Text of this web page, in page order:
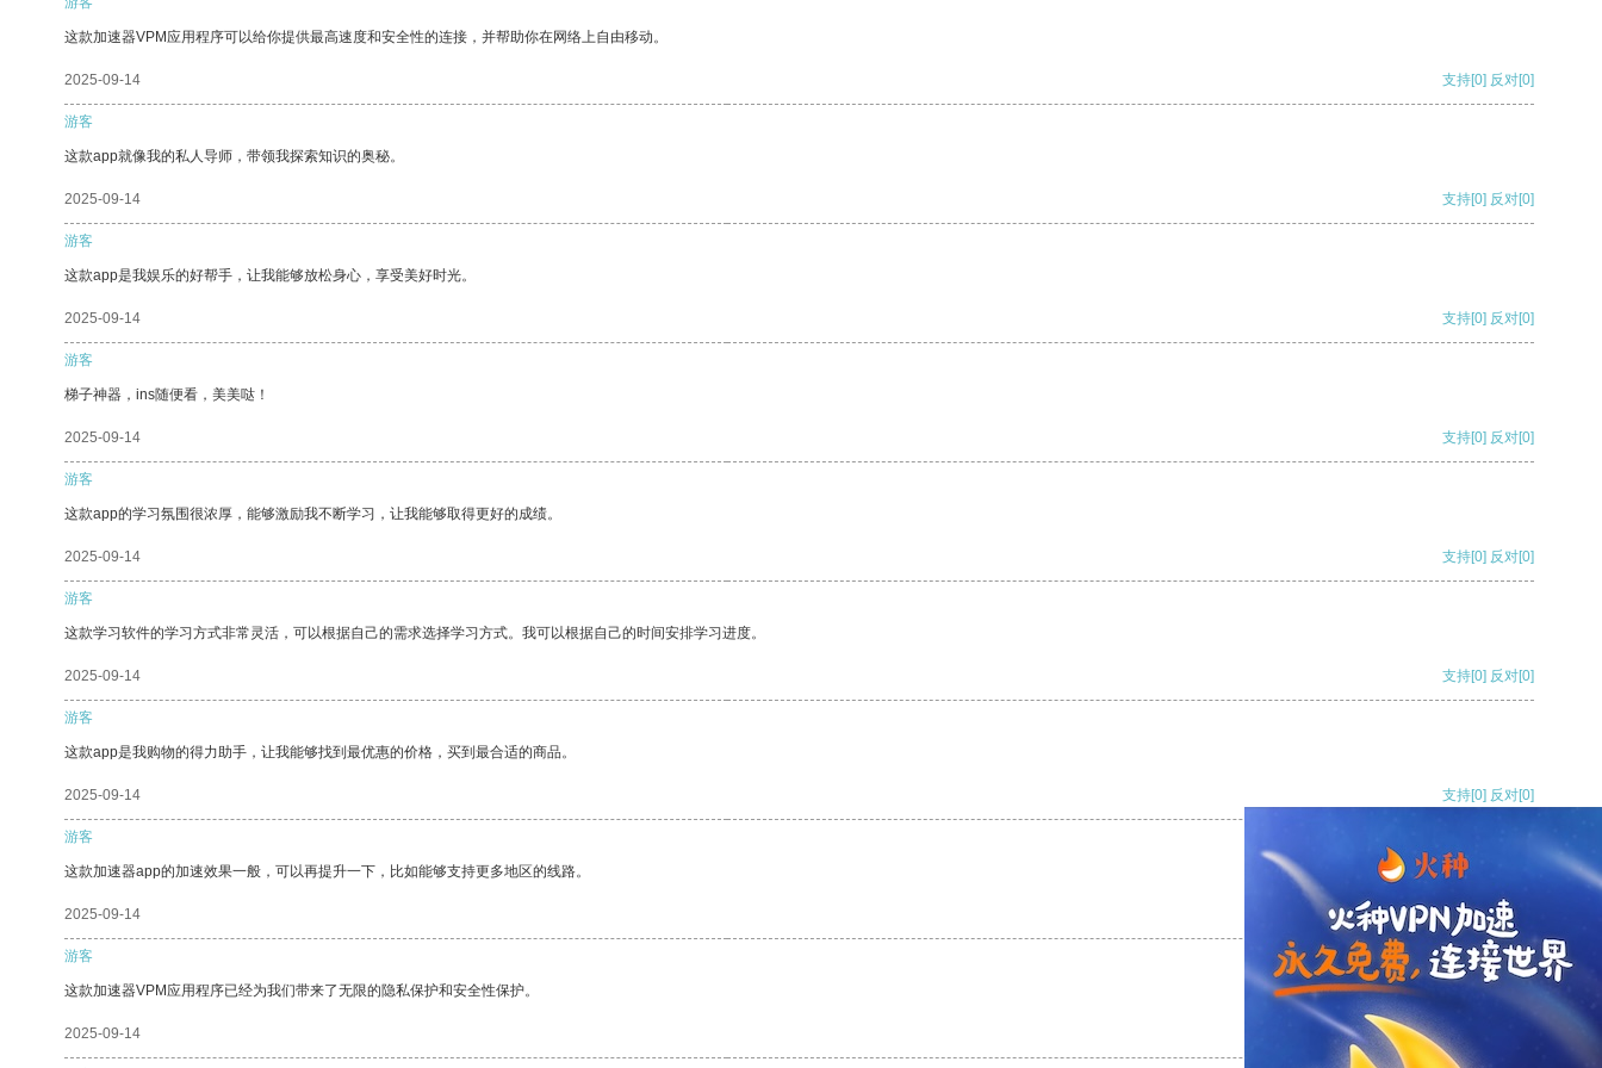
这款加速器VPM应用程序可以给你提供最高速度和安全性的连接，并帮助你在网络上自由移动。
2025-09-14 支持[0] 反对[0]
游客
这款app就像我的私人导师，带领我探索知识的奥秘。
2025-09-14 支持[0] 反对[0]
游客
这款app是我娱乐的好帮手，让我能够放松身心，享受美好时光。
2025-09-14 支持[0] 反对[0]
游客
梯子神器，ins随便看，美美哒！
2025-09-14 支持[0] 反对[0]
游客
这款app的学习氛围很浓厚，能够激励我不断学习，让我能够取得更好的成绩。
2025-09-14 支持[0] 反对[0]
游客
这款学习软件的学习方式非常灵活，可以根据自己的需求选择学习方式。我可以根据自己的时间安排学习进度。
2025-09-14 支持[0] 反对[0]
游客
这款app是我购物的得力助手，让我能够找到最优惠的价格，买到最合适的商品。
2025-09-14 支持[0] 反对[0]
游客
这款加速器app的加速效果一般，可以再提升一下，比如能够支持更多地区的线路。
2025-09-14 支持[0] 反对
游客
这款加速器VPM应用程序已经为我们带来了无限的隐私保护和安全性保护。
2025-09-14 支持